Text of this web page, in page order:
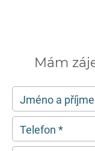
Mám
Jméno a
Telefon *